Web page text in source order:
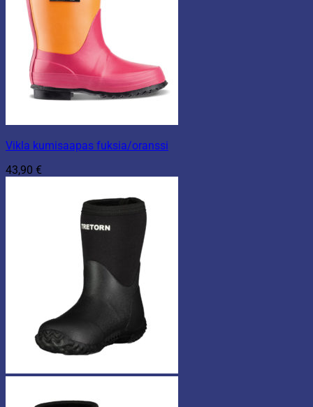
Vikla kumisaapas fuksia/oranssi
43,90 €